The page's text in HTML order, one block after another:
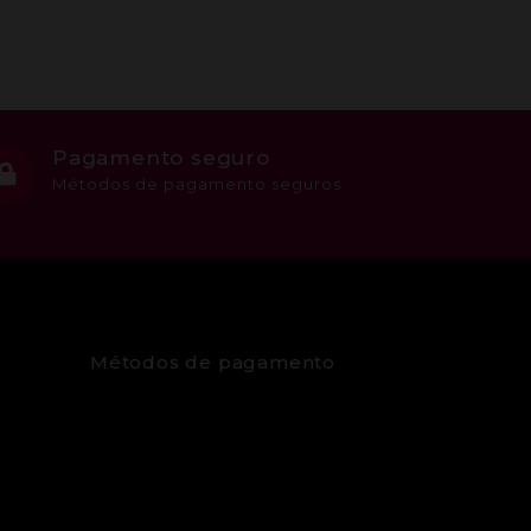
Pagamento seguro
Métodos de pagamento seguros
Métodos de pagamento